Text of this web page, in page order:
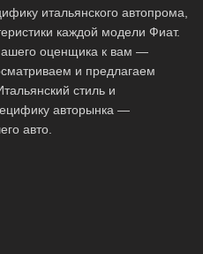
итальянского автопрома,
каждой модели Фиат.
оценщика к вам —
и предлагаем
стиль и
авторынка —
авто.